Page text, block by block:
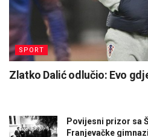
SPORT
Zlatko Dalić odlučio: Evo
Povijesni prizor sa
Franjevačke